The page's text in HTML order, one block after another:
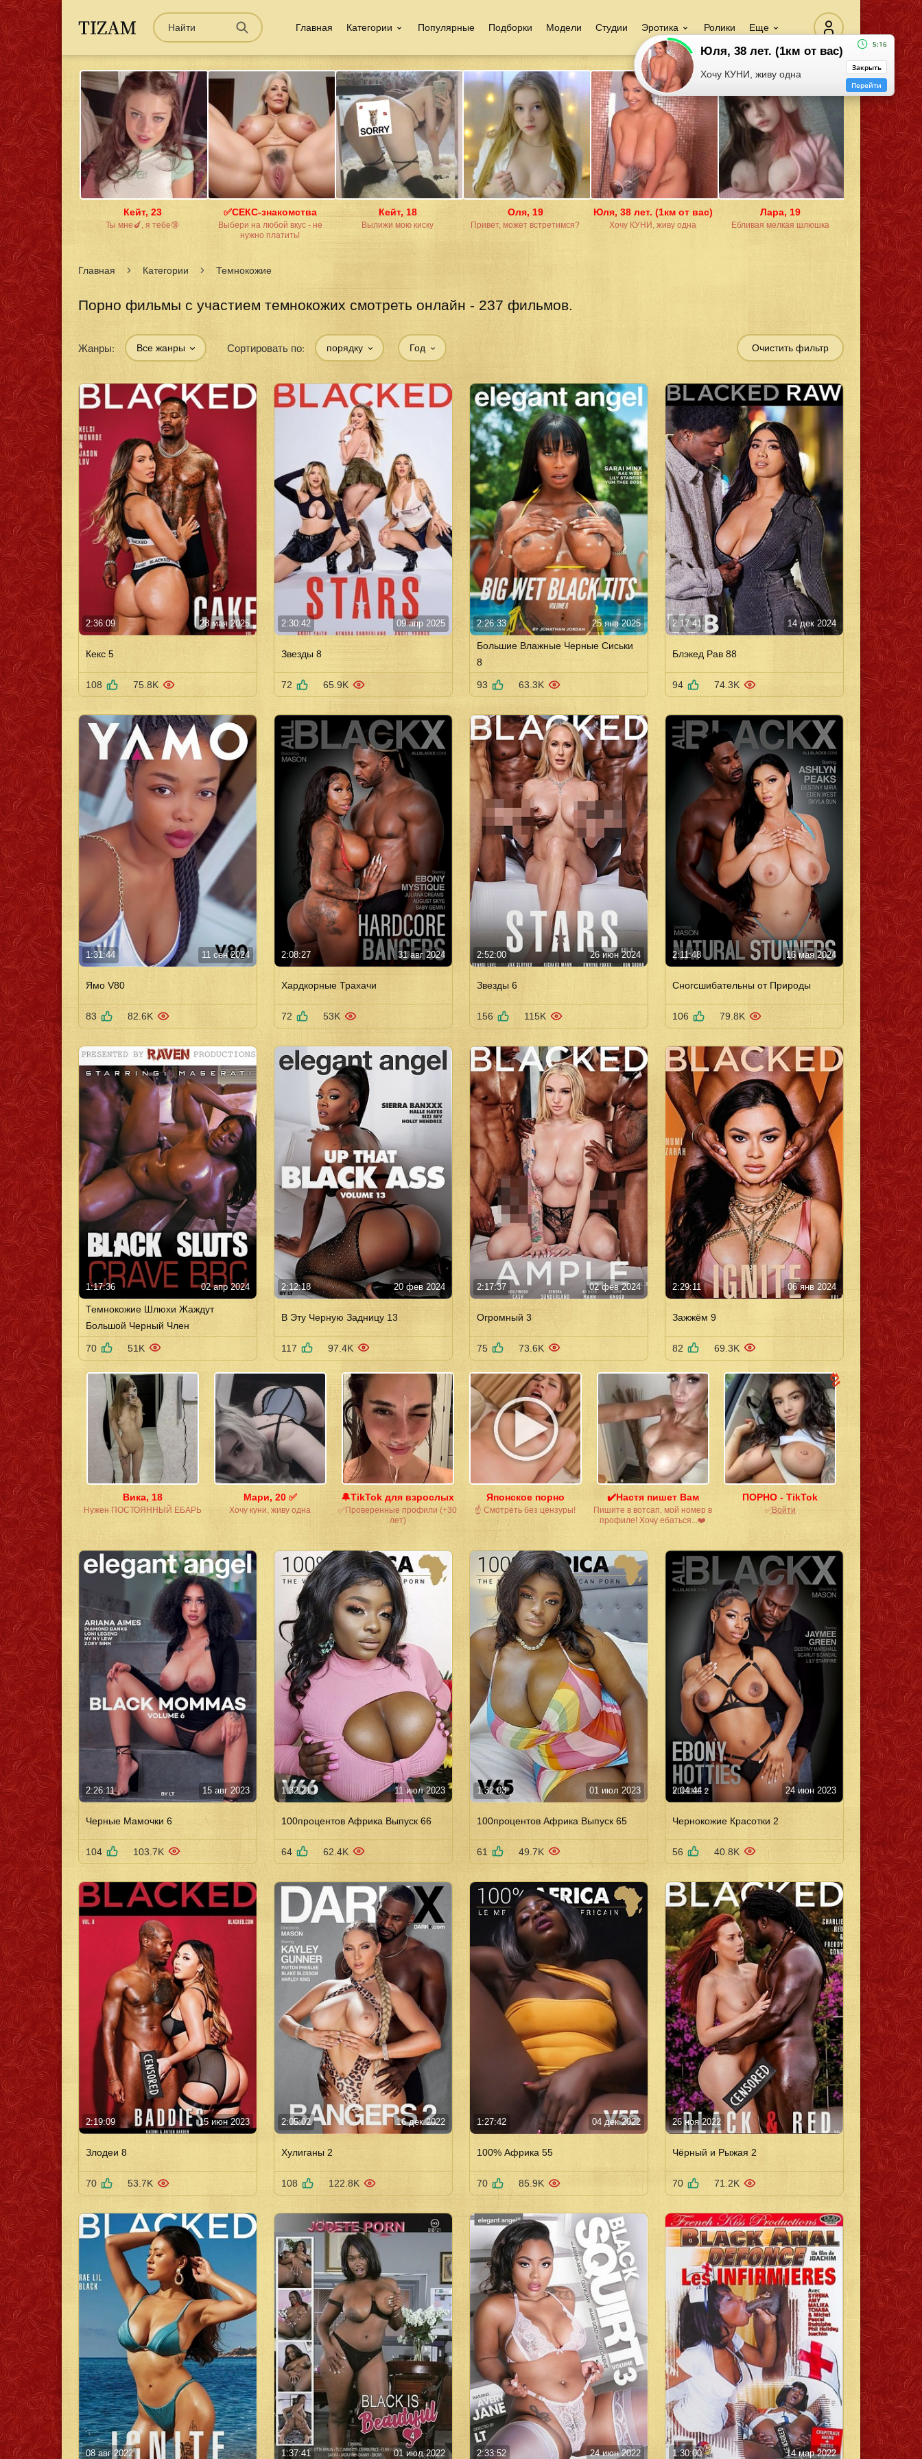
Главная Категории Популярные Подборки Модели Студии Эротика Ролики Еще
Кейт, 23
Ты мне🍆, я тебе🔞
✅СЕКС-знакомства
Выбери на любой вкус - не
нужно платить!
Кейт, 18
Вылижи мою киску
Оля, 19
Привет, может встретимся?
Юля, 38 лет. (1км от вас)
Хочу КУНИ, живу одна
Лара, 19
Ебливая мелкая шлюшка
Главная Категории Темнокожие
Порно фильмы с участием темнокожих смотреть онлайн - 237 фильмов.
Жанры: Все жанры Сортировать по: порядку Год Очистить фильтр
2:36:09 28 мая 2025
Кекс 5
108 75.8K
2:30:42 09 апр 2025
Звезды 8
72 65.9K
2:26:33 25 янв 2025
Большие Влажные Черные Сиськи
8
93 63.3K
2:17:41 14 дек 2024
Блэкед Рав 88
94 74.3K
1:31:44 11 сен 2024
Ямо V80
83 82.6K
2:08:27 31 авг 2024
Хардкорные Трахачи
72 53K
2:52:00 26 июн 2024
Звезды 6
156 115K
2:11:48 16 мая 2024
Сногсшибательны от Природы
106 79.8K
1:17:36 02 апр 2024
Темнокожие Шлюхи Жаждут
Большой Черный Член
70 51K
2:12:18 20 фев 2024
В Эту Черную Задницу 13
117 97.4K
2:17:37 02 фев 2024
Огромный 3
75 73.6K
2:29:11 06 янв 2024
Зажжём 9
82 69.3K
Вика, 18
Нужен ПОСТОЯННЫЙ ЕБАРЬ
Мари, 20 ✅
Хочу куни, живу одна
🔔TikTok для взрослых
✅Проверенные профили (+30
лет)
Японское порно
☝ Смотреть без цензуры!
✔️Настя пишет Вам
Пишите в вотсап, мой номер в
профиле! Хочу ебаться...❤️
ПОРНО - TikTok
✅͟В͟о͟й͟т͟и
2:26:11 15 авг 2023
Черные Мамочки 6
104 103.7K
1:32:21 11 июл 2023
100процентов Африка Выпуск 66
64 62.4K
1:32:03 01 июл 2023
100процентов Африка Выпуск 65
61 49.7K
2:04:44 24 июн 2023
Чернокожие Красотки 2
56 40.8K
2:19:09 15 июн 2023
Злодеи 8
70 53.7K
2:05:02 16 дек 2022
Хулиганы 2
108 122.8K
1:27:42 04 дек 2022
100% Африка 55
70 85.9K
26 ноя 2022
Чёрный и Рыжая 2
70 71.2K
08 авг 2022 1:37:41 01 июл 2022 2:33:52 24 июн 2022 1:30:00 14 мар 2022
Юля, 38 лет. (1км от вас)
Хочу КУНИ, живу одна
5:16
Закрыть
Перейти